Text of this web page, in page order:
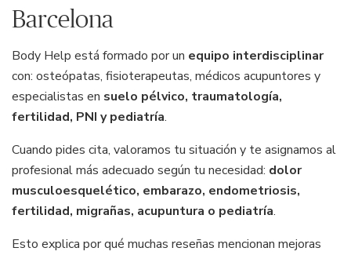
Barcelona
Body Help está formado por un equipo interdisciplinar
con: osteópatas, fisioterapeutas, médicos acupuntores y
especialistas en suelo pélvico, traumatología,
fertilidad, PNI y pediatría.
Cuando pides cita, valoramos tu situación y te asignamos al
profesional más adecuado según tu necesidad: dolor
musculoesquelético, embarazo, endometriosis,
fertilidad, migrañas, acupuntura o pediatría.
Esto explica por qué muchas reseñas mencionan mejoras